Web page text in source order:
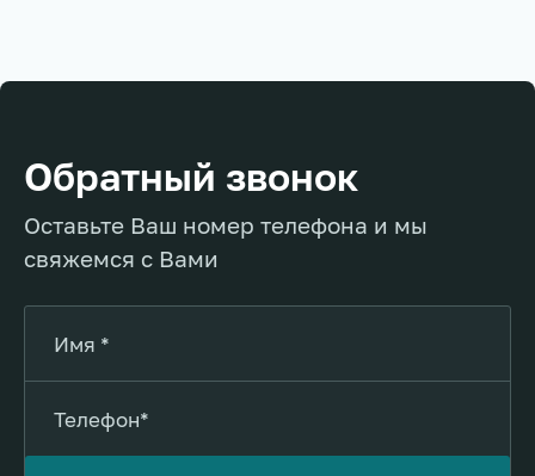
Обратный звонок
Оставьте Ваш номер телефона и мы
свяжемся с Вами